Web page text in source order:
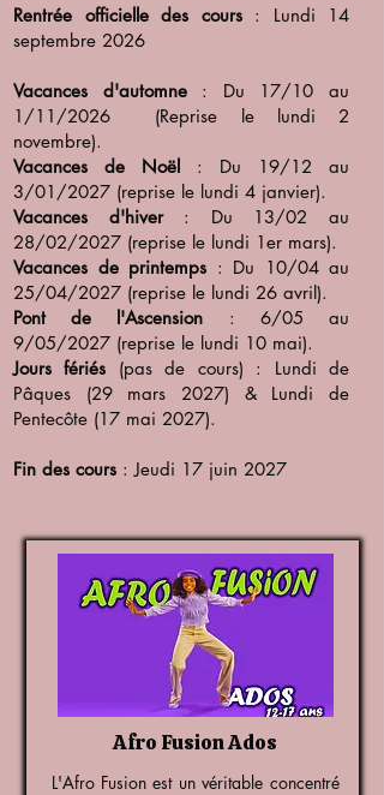
Rentrée officielle des cours: Lundi 14
septembre 2026
Vacances d'automne: Du 17/10 au
1/11/2026
(Reprise le lundi 2
novembre).
Vacances de Noël : Du 19/12 au
3/01/2027 (reprise le lundi 4 janvier).
Vacances d'hiver : Du 13/02 au
28/02/2027 (reprise le lundi 1er mars).
Vacances de printemps : Du 10/04 au
25/04/2027 (reprise le lundi 26 avril).
Pont de l'Ascension : 6/05 au
9/05/2027 (reprise le lundi 10 mai).
Jours fériés (pas de cours) : Lundi de
Pâques (29 mars 2027) & Lundi de
Pentecôte (17 mai 2027).
Fin des cours : Jeudi 17 juin 2027
Afro Fusion Ados
L'Afro Fusion est un véritable concentré